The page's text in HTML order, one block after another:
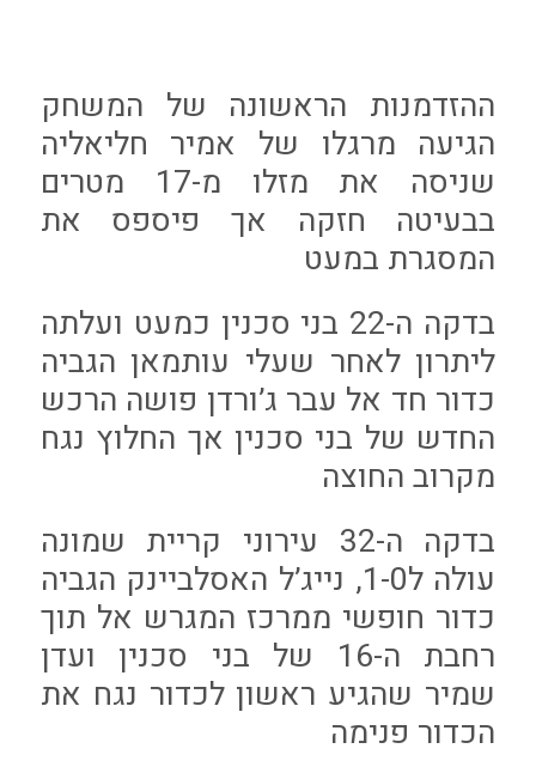
ההזדמנות הראשונה של המשחק
הגיעה מרגלו של אמיר חליאליה
שניסה את מזלו מ-17 מטרים
בבעיטה חזקה אך פיספס את
המסגרת במעט
בדקה ה-22 בני סכנין כמעט ועלתה
ליתרון לאחר שעלי עותמאן הגביה
כדור חד אל עבר ג’ורדן פושה הרכש
החדש של בני סכנין אך החלוץ נגח
מקרוב החוצה
בדקה ה-32 עירוני קריית שמונה
עולה ל1-0, נייג’ל האסלביינק הגביה
כדור חופשי ממרכז המגרש אל תוך
רחבת ה-16 של בני סכנין ועדן
שמיר שהגיע ראשון לכדור נגח את
הכדור פנימה